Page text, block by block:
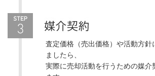
査定価格（売出価格）や活動方針
ましたら、
実際に売却活動を行うための媒介